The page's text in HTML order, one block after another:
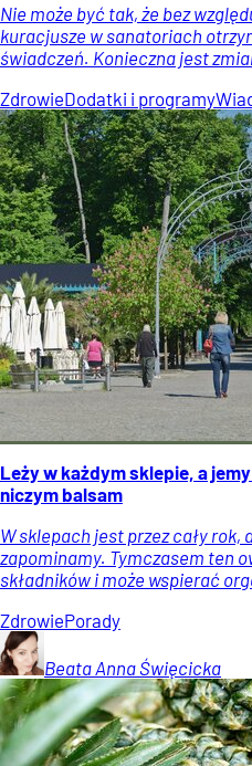
Nie może być tak, że bez
kuracjusze w sanatoriach
świadczeń. Konieczna jest
ZdrowieDodatki i programy
Leży w każdym sklepie, a
niczym balsam
W sklepach jest przez cały rok,
zapominamy. Tymczasem ten
składników i może wspierać
ZdrowiePorady
Beata Anna Święcicka